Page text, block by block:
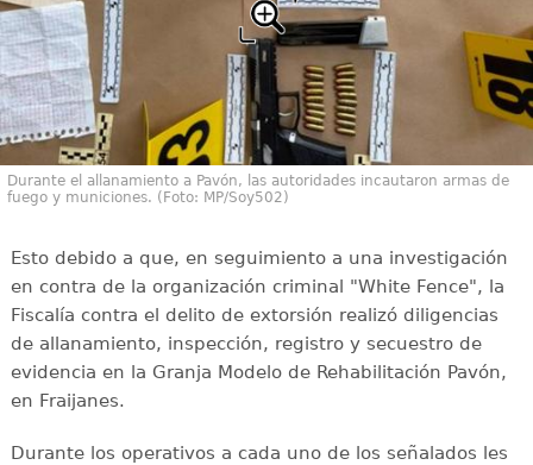
Durante el allanamiento a Pavón, las autoridades incautaron armas de
fuego y municiones. (Foto: MP/Soy502)
Esto debido a que, en seguimiento a una investigación
en contra de la organización criminal "White Fence", la
Fiscalía contra el delito de extorsión realizó diligencias
de allanamiento, inspección, registro y secuestro de
evidencia en la Granja Modelo de Rehabilitación Pavón,
en Fraijanes.
Durante los operativos a cada uno de los señalados les